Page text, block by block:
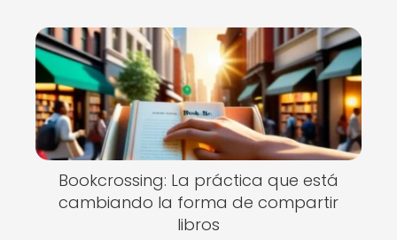
Bookcrossing: La práctica que está
cambiando la forma de compartir
libros